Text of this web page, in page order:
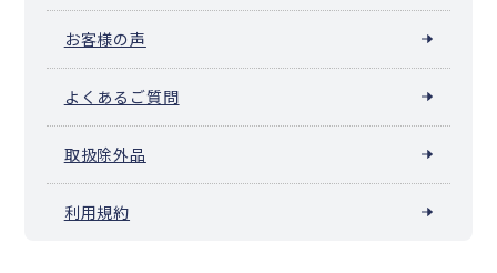
お客様の声
よくあるご質問
取扱除外品
利用規約